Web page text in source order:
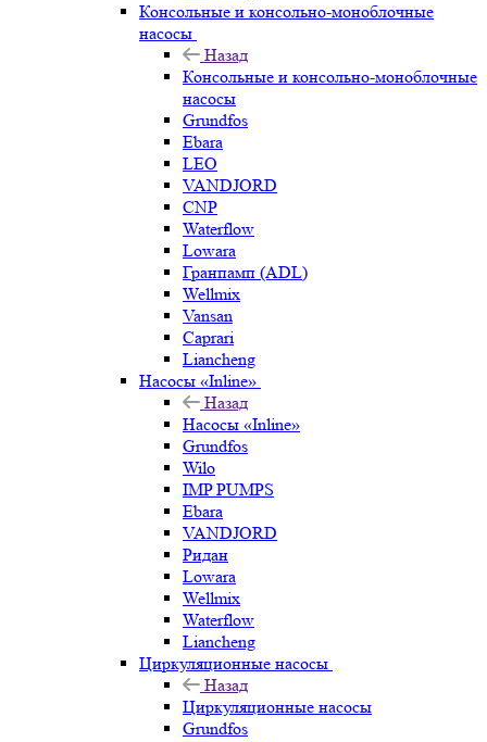
Консольные и консольно-моноблочные
насосы
Назад
Консольные и консольно-моноблочные
насосы
Grundfos
Ebara
LEO
VANDJORD
CNP
Waterflow
Lowara
Гранпамп (ADL)
Wellmix
Vansan
Caprari
Liancheng
Насосы «Inline»
Назад
Насосы «Inline»
Grundfos
Wilo
IMP PUMPS
Ebara
VANDJORD
Ридан
Lowara
Wellmix
Waterflow
Liancheng
Циркуляционные насосы
Назад
Циркуляционные насосы
Grundfos